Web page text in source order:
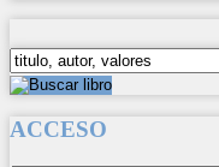
ACCESO